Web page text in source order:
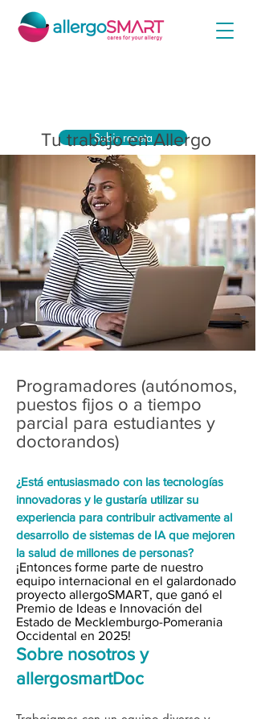
Subir receta
Tu trabajo en Allergo
Programadores (autónomos,
puestos fijos o a tiempo
parcial para estudiantes y
doctorandos)
¿Está entusiasmado con las tecnologías
innovadoras y le gustaría utilizar su
experiencia para contribuir activamente al
desarrollo de sistemas de IA que mejoren
la salud de millones de personas?
¡Entonces forme parte de nuestro
equipo internacional en el galardonado
proyecto allergoSMART, que ganó el
Premio de Ideas e Innovación del
Estado de Mecklemburgo-Pomerania
Occidental en 2025!
Sobre nosotros y
allergosmartDoc